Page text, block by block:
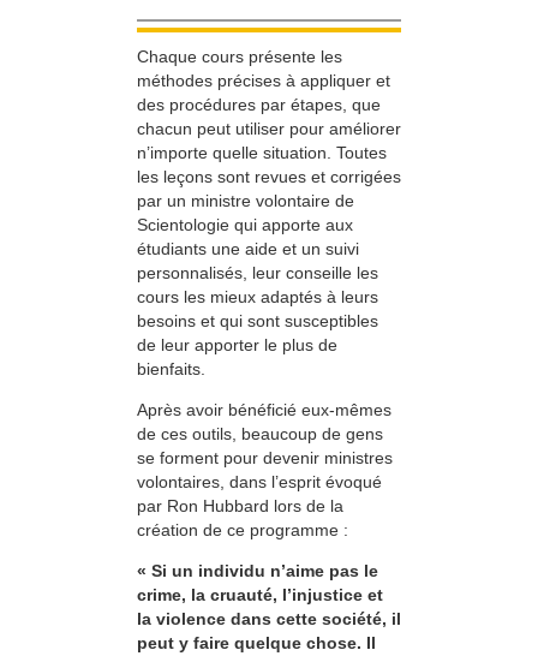
Chaque cours présente les
méthodes précises à appliquer et
des procédures par étapes, que
chacun peut utiliser pour améliorer
n’importe quelle situation. Toutes
les leçons sont revues et corrigées
par un ministre volontaire de
Scientologie qui apporte aux
étudiants une aide et un suivi
personnalisés, leur conseille les
cours les mieux adaptés à leurs
besoins et qui sont susceptibles
de leur apporter le plus de
bienfaits.
Après avoir bénéficié eux-mêmes
de ces outils, beaucoup de gens
se forment pour devenir ministres
volontaires, dans l’esprit évoqué
par Ron Hubbard lors de la
création de ce programme :
« Si un individu n’aime pas le
crime, la cruauté, l’injustice et
la violence dans cette société, il
peut y faire quelque chose. Il